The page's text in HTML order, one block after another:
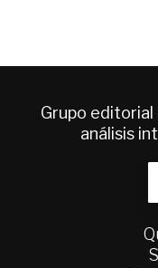
Grupo
análisis